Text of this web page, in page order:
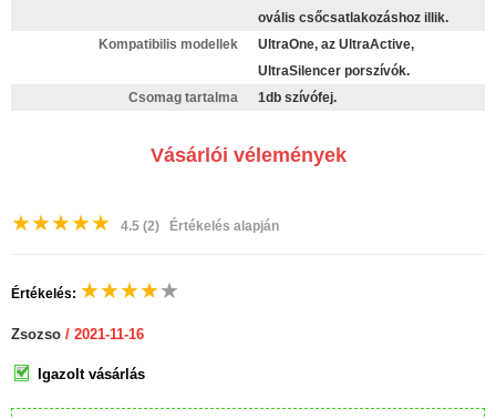
ovális csőcsatlakozáshoz illik.
Kompatibilis modellek
UltraOne, az UltraActive,
UltraSilencer porszívók.
Csomag tartalma
1db szívófej.
Vásárlói vélemények
★★★★★ 4.5 (2) Értékelés alapján
Értékelés: ★★★★★
Zsozso / 2021-11-16
Igazolt vásárlás